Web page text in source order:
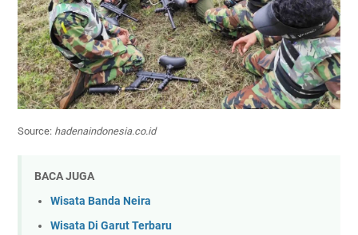
Source: hadenaindonesia.co.id
BACA JUGA
Wisata Banda Neira
Wisata Di Garut Terbaru